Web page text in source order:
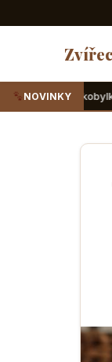
NOVINKY
Dokonalí mistři